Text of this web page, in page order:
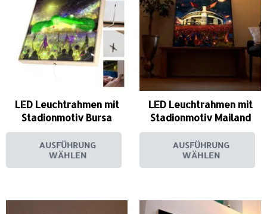
LED Leuchtrahmen mit
Stadionmotiv Bursa
AUSFÜHRUNG
WÄHLEN
LED Leuchtrahmen mit
Stadionmotiv Mailand
AUSFÜHRUNG
WÄHLEN